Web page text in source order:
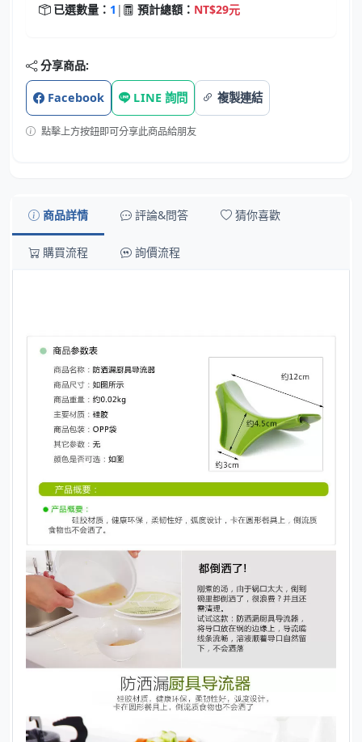
已選數量： 1 | 預計總額： NT$29元
分享商品:
Facebook LINE 詢問 複製連結
點擊上方按鈕即可分享此商品給朋友
商品詳情 評論&問答 猜你喜歡
購買流程 詢價流程